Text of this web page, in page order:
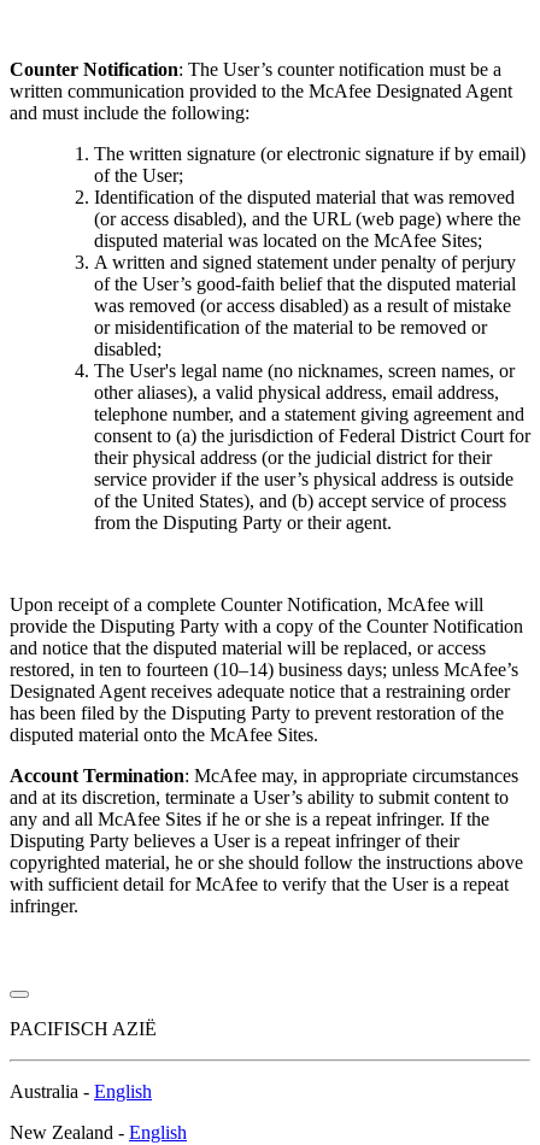
Counter Notification: The User’s counter notification must be a
written communication provided to the McAfee Designated Agent
and must include the following:
The written signature (or electronic signature if by email)
of the User;
Identification of the disputed material that was removed
(or access disabled), and the URL (web page) where the
disputed material was located on the McAfee Sites;
A written and signed statement under penalty of perjury
of the User’s good-faith belief that the disputed material
was removed (or access disabled) as a result of mistake
or misidentification of the material to be removed or
disabled;
The User's legal name (no nicknames, screen names, or
other aliases), a valid physical address, email address,
telephone number, and a statement giving agreement and
consent to (a) the jurisdiction of Federal District Court for
their physical address (or the judicial district for their
service provider if the user’s physical address is outside
of the United States), and (b) accept service of process
from the Disputing Party or their agent.
Upon receipt of a complete Counter Notification, McAfee will
provide the Disputing Party with a copy of the Counter Notification
and notice that the disputed material will be replaced, or access
restored, in ten to fourteen (10–14) business days; unless McAfee’s
Designated Agent receives adequate notice that a restraining order
has been filed by the Disputing Party to prevent restoration of the
disputed material onto the McAfee Sites.
Account Termination: McAfee may, in appropriate circumstances
and at its discretion, terminate a User’s ability to submit content to
any and all McAfee Sites if he or she is a repeat infringer. If the
Disputing Party believes a User is a repeat infringer of their
copyrighted material, he or she should follow the instructions above
with sufficient detail for McAfee to verify that the User is a repeat
infringer.
PACIFISCH AZIË
Australia - English
New Zealand - English